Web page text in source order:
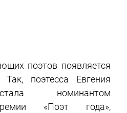
поэтов появляется
поэтесса Евгения
номинантом
«Поэт года»,